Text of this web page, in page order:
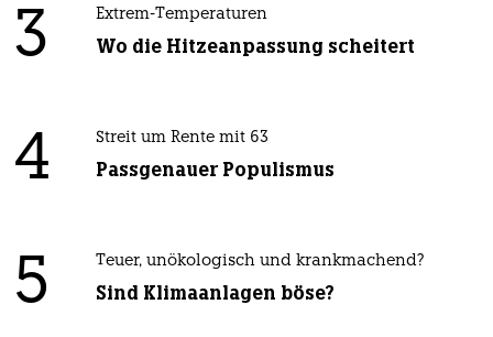
3 Extrem-Temperaturen
Wo die Hitzeanpassung scheitert
4 Streit um Rente mit 63
Passgenauer Populismus
5 Teuer, unökologisch und krankmachend?
Sind Klimaanlagen böse?